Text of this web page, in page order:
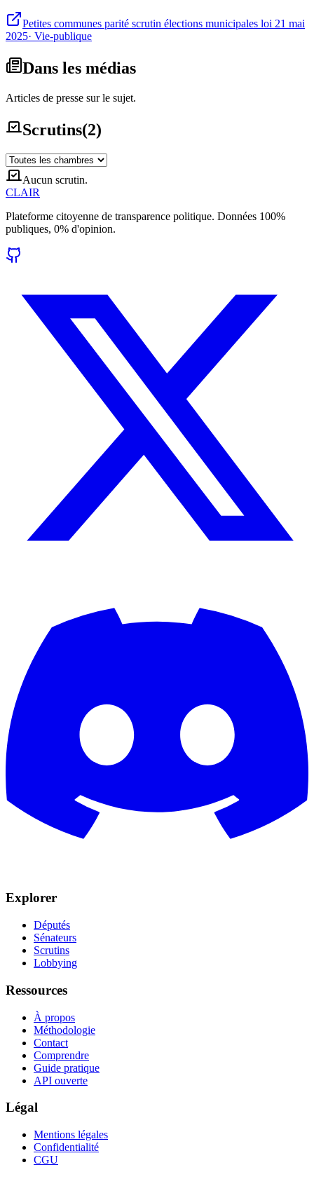
Petites communes parité scrutin élections municipales loi 21 mai
2025· Vie-publique
Dans les médias
Articles de presse sur le sujet.
Scrutins(2)
Aucun scrutin.
CLAIR
Plateforme citoyenne de transparence politique. Données 100%
publiques, 0% d'opinion.
Explorer
Députés
Sénateurs
Scrutins
Lobbying
Ressources
À propos
Méthodologie
Contact
Comprendre
Guide pratique
API ouverte
Légal
Mentions légales
Confidentialité
CGU